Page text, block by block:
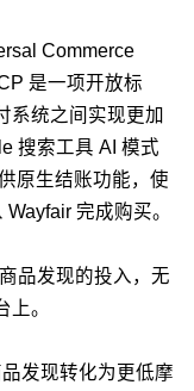
Commerce
是一项开放标
系统之间实现更加
搜索工具 AI 模式
原生结账功能，使
完成购买。
品发现的投入，无
。
发现转化为更低摩